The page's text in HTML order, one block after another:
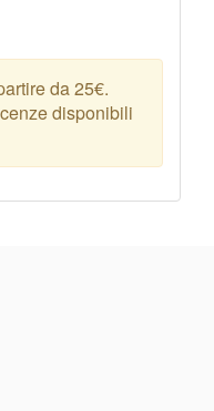
da 25€.
disponibili